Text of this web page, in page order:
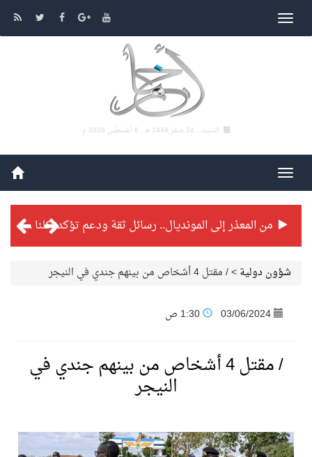
السبت , 24 صفر 1448 هـ , 8 أغسطس 2026 م
من المعذر إلى المونديال.. رسائل ثقة ودعم تؤكد: كلنا مع الأخضر
تنافس قوي بين كبرى الإسطبلات في ثاني أسابيع موسم سباقات الرياض
شؤون دولية>/ مقتل 4 أشخاص من بينهم جندي في النيجر
03/06/2024
/ مقتل 4 أشخاص من بينهم جندي في
النيجر